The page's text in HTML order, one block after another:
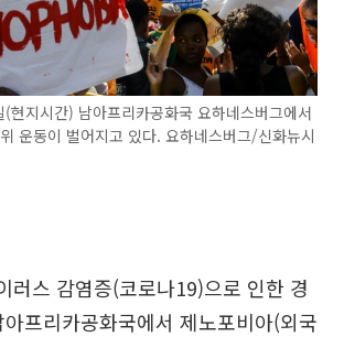
지시간) 남아프리카공화국 요하네스버그에서
운동이 벌어지고 있다. 요하네스버그/신화뉴시
러스 감염증(코로나19)으로 인한 경
프리카공화국에서 제노포비아(외국